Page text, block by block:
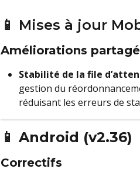
📱 Mises à jour
Améliorations
Stabilité de la file
gestion du
réduisant les erreurs de
📱 Android (v2.36)
Correctifs